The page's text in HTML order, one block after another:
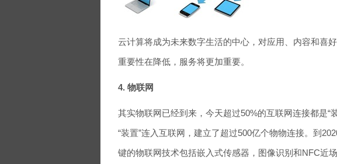
云计算将成为未来数字生活的中心，对应用、内容和喜
重要性在降低，服务将更加重要。
4. 物联网
其实物联网已经到来，今天超过50%的互联网连接都是“
“装置”连入互联网，建立了超过500亿个物物连接。到
键的物联网技术包括嵌入式传感器，图像识别和NFC近